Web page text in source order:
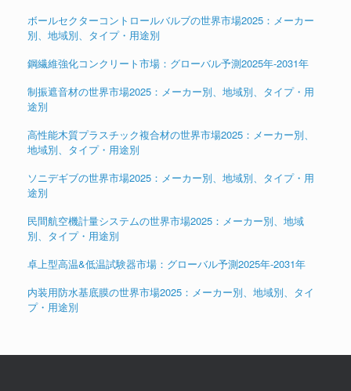
ボールセクターコントロールバルブの世界市場2025：メーカー
別、地域別、タイプ・用途別
鋼繊維強化コンクリート市場：グローバル予測2025年-2031年
制振遮音材の世界市場2025：メーカー別、地域別、タイプ・用
途別
高性能木質プラスチック複合材の世界市場2025：メーカー別、
地域別、タイプ・用途別
ソニデギブの世界市場2025：メーカー別、地域別、タイプ・用
途別
民間航空機計量システムの世界市場2025：メーカー別、地域
別、タイプ・用途別
卓上型高温&低温試験器市場：グローバル予測2025年-2031年
内装用防水基底膜の世界市場2025：メーカー別、地域別、タイ
プ・用途別